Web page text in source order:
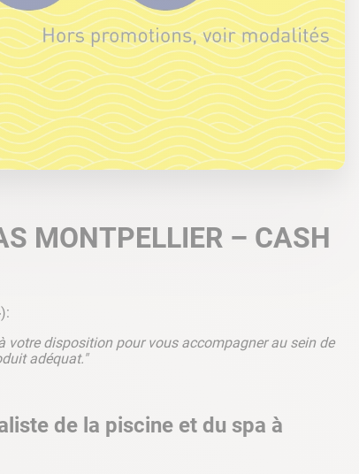
MONTPELLIER – CASH
):
votre disposition pour vous accompagner au sein de
adéquat."
de la piscine et du spa à